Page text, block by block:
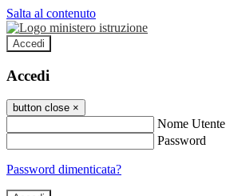
Salta al contenuto
Accedi
Accedi
button close ×
Nome Utente
Password
Password dimenticata?